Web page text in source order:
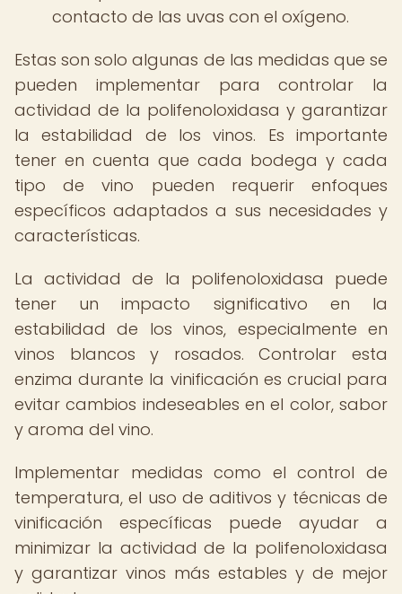
contacto de las uvas con el oxígeno.
Estas son solo algunas de las medidas que se
pueden implementar para controlar la
actividad de la polifenoloxidasa y garantizar
la estabilidad de los vinos. Es importante
tener en cuenta que cada bodega y cada
tipo de vino pueden requerir enfoques
específicos adaptados a sus necesidades y
características.
La actividad de la polifenoloxidasa puede
tener un impacto significativo en la
estabilidad de los vinos, especialmente en
vinos blancos y rosados. Controlar esta
enzima durante la vinificación es crucial para
evitar cambios indeseables en el color, sabor
y aroma del vino.
Implementar medidas como el control de
temperatura, el uso de aditivos y técnicas de
vinificación específicas puede ayudar a
minimizar la actividad de la polifenoloxidasa
y garantizar vinos más estables y de mejor